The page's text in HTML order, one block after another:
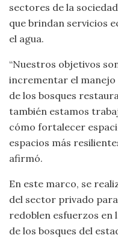
sectores de la
que brindan servicios
el agua.
“Nuestros objetivos
incrementar el
de los bosques
también estamos
cómo fortalecer
espacios más
afirmó.
En este marco, se
del sector privado
redoblen esfuerzos en
de los bosques del